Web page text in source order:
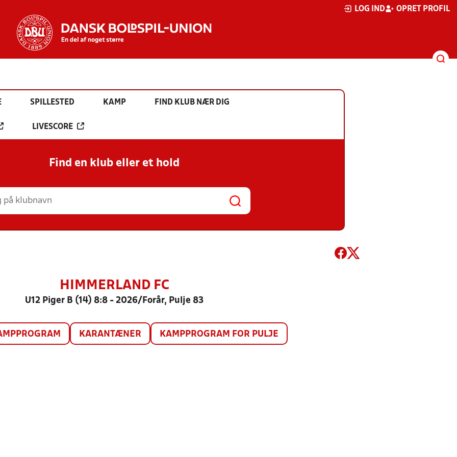
LOG IND OPRET PROFIL
SPILLESTED KAMP FIND KLUB NÆR DIG
LIVESCORE
Find en klub eller et hold
HIMMERLAND FC
U12 Piger B (14) 8:8 - 2026/Forår, Pulje 83
KARANTÆNER KAMPPROGRAM FOR PULJE